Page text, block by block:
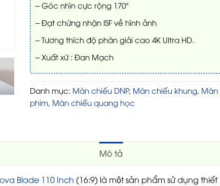
– Góc nhìn cực rộng 170°
– Đạt chứng nhận ISF về hình ảnh
– Tương thích độ phân giải cao 4K Ultra HD.
– Xuất xứ : Đan Mạch
Danh mục: Màn chiếu DNP, Màn chiếu khung, Màn
phim, Màn chiếu quang học
Mô tả
Blade 110 Inch (16:9) là một sản phẩm sử dụng